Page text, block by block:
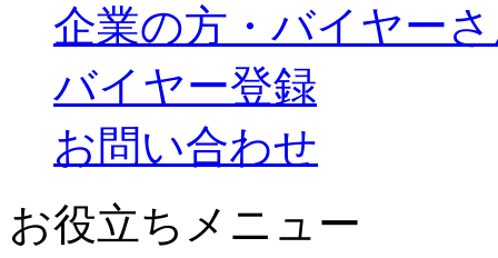
企業の方・バイヤー
バイヤー登録
お問い合わせ
お役立ちメニュー